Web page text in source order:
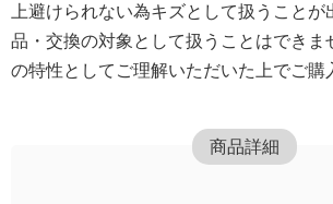
上避けられない為キズとして扱うことが
品・交換の対象として扱うことはできま
の特性としてご理解いただいた上でご購
商品詳細